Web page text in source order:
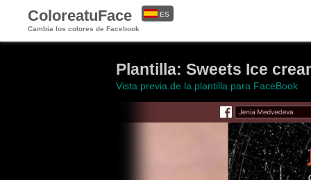
ColoreatuFace
Cambia los colores de Facebook
ES
Plantilla: Sweets Ice
Vista previa de la plantilla para FaceBook